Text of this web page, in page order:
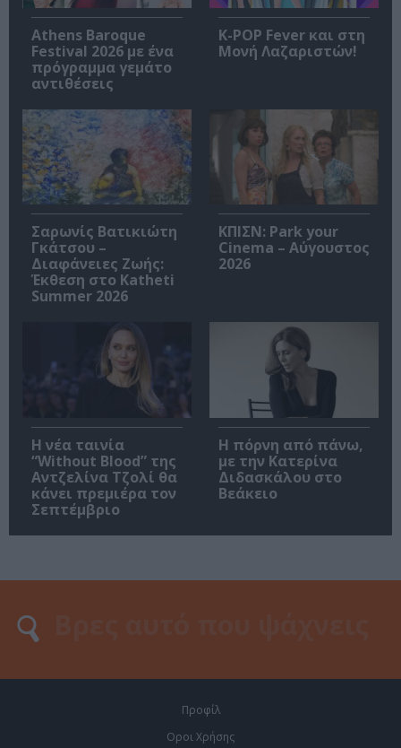
Athens Baroque
Festival 2026 με ένα
πρόγραμμα γεμάτο
αντιθέσεις
K-POP Fever και στη
Μονή Λαζαριστών!
Σαρωνίς Βατικιώτη
Γκάτσου –
Διαφάνειες Ζωής:
Έκθεση στο Katheti
Summer 2026
ΚΠΙΣΝ: Park your
Cinema – Αύγουστος
2026
Η νέα ταινία
“Without Blood” της
Αντζελίνα Τζολί θα
κάνει πρεμιέρα τον
Σεπτέμβριο
Η πόρνη από πάνω,
με την Κατερίνα
Διδασκάλου στο
Βεάκειο
Προφίλ
Οροι Χρήσης